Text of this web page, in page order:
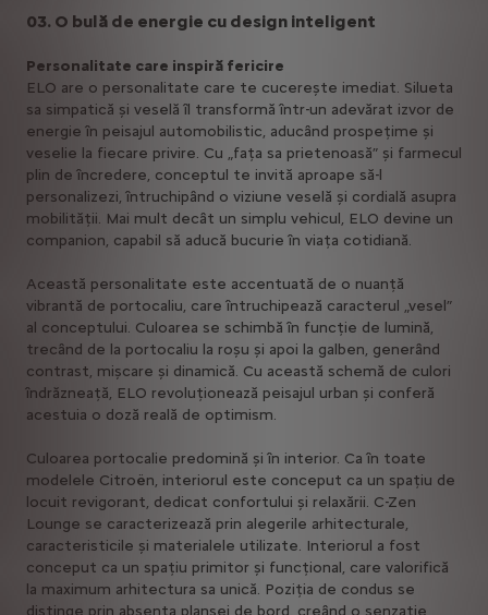
03. O bulă de energie cu design inteligent
Personalitate care inspiră fericire
ELO are o personalitate care te cucerește imediat. Silueta
sa simpatică și veselă îl transformă într-un adevărat izvor de
energie în peisajul automobilistic, aducând prospețime și
veselie la fiecare privire. Cu „fața sa prietenoasă” și farmecul
plin de încredere, conceptul te invită aproape să-l
personalizezi, întruchipând o viziune veselă și cordială asupra
mobilității. Mai mult decât un simplu vehicul, ELO devine un
companion, capabil să aducă bucurie în viața cotidiană.
Această personalitate este accentuată de o nuanță
vibrantă de portocaliu, care întruchipează caracterul „vesel”
al conceptului. Culoarea se schimbă în funcție de lumină,
trecând de la portocaliu la roșu și apoi la galben, generând
contrast, mișcare și dinamică. Cu această schemă de culori
îndrăzneață, ELO revoluționează peisajul urban și conferă
acestuia o doză reală de optimism.
Culoarea portocalie predomină și în interior. Ca în toate
modelele Citroën, interiorul este conceput ca un spațiu de
locuit revigorant, dedicat confortului și relaxării. C-Zen
Lounge se caracterizează prin alegerile arhitecturale,
caracteristicile și materialele utilizate. Interiorul a fost
conceput ca un spațiu primitor și funcțional, care valorifică
la maximum arhitectura sa unică. Poziția de condus se
distinge prin absența planșei de bord, creând o senzație